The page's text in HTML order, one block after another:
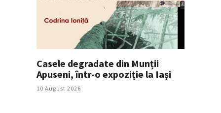
Casele degradate din Munții
Apuseni, într-o expoziție la Iași
10 August 2026